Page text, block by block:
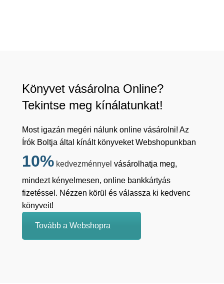
Könyvet vásárolna Online?
Tekintse meg kínálatunkat!
Most igazán megéri nálunk online vásárolni! Az
Írók Boltja által kínált könyveket Webshopunkban
10% kedvezménnyel vásárolhatja meg,
mindezt kényelmesen, online bankkártyás
fizetéssel. Nézzen körül és válassza ki kedvenc
könyveit!
Tovább a Webshopra